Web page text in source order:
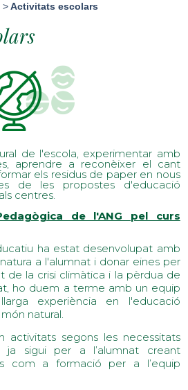
>Activitats escolars
de l'escola, experimentar amb
aprendre a reconèixer el cant
els residus de paper en nous
de les propostes d'educació
centres.
de l'ANG pel curs
ha estat desenvolupat amb
a l'alumnat i donar eines per
de la crisi climàtica i la pèrdua de
ho duem a terme amb un equip
experiència en l'educació
natural.
activitats segons les necessitats
ja sigui per a l’alumnat creant
com a formació per a l’equip